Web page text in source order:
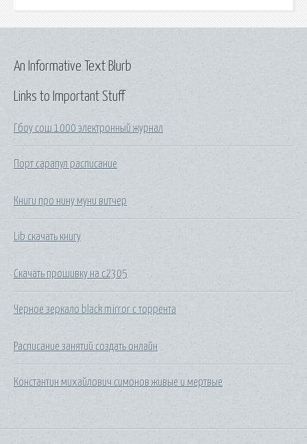
Links to Important Stuff
Гбоу сош 1000 электронный журнал
Порт сарапул расписание
Книги про нину муни витчер
Lib скачать книгу
Скачать прошивку на с2305
Черное зеркало black mirror с торрента
Расписание занятий создать онлайн
Константин михайлович симонов живые и мертвые
An Informative Text Blurb